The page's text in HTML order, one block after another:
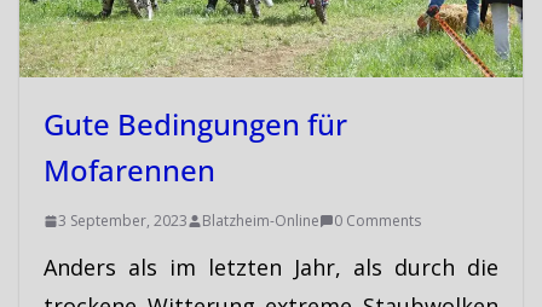
Gute Bedingungen für
Mofarennen
3 September, 2023 Blatzheim-Online 0 Comments
Anders als im letzten Jahr, als durch die